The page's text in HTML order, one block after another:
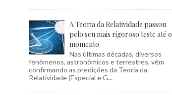
A Teoria da Relatividade passou
pelo seu mais rigoroso teste até o
momento
Nas últimas décadas, diversos
fenômenos, astronômicos e terrestres, vêm
confirmando as predições da Teoria da
Relatividade (Especial e G...